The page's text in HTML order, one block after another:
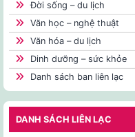
Đời sống – du lịch
Văn học – nghệ thuật
Văn hóa – du lịch
Dinh dưỡng – sức khỏe
Danh sách ban liên lạc
DANH SÁCH LIÊN LẠC